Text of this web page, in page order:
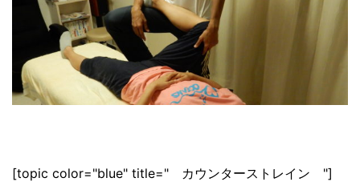
[topic color="blue" title=" カウンターストレイン "]